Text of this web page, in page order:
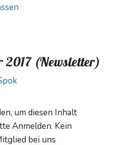
2017 (Newsletter)
um diesen Inhalt
Anmelden. Kein
bei uns